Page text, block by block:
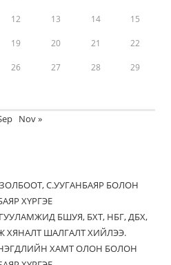
12 13 14 15
19 20 21 22
26 27 28 29
Nov »
С.УУГАНБАЯР БОЛОН
ХҮРГЭЕ
БШУЯ, БХТ, НБГ, ДБХ,
ХЯНАЛТ ШАЛГАЛТ ХИЙЛЭЭ.
ХАМТ ОЛОН БОЛОН